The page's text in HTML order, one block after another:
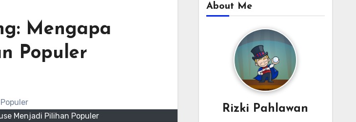
Mengapa
Populer
Menjadi Pilihan Populer
About Me
Rizki Pahlawan